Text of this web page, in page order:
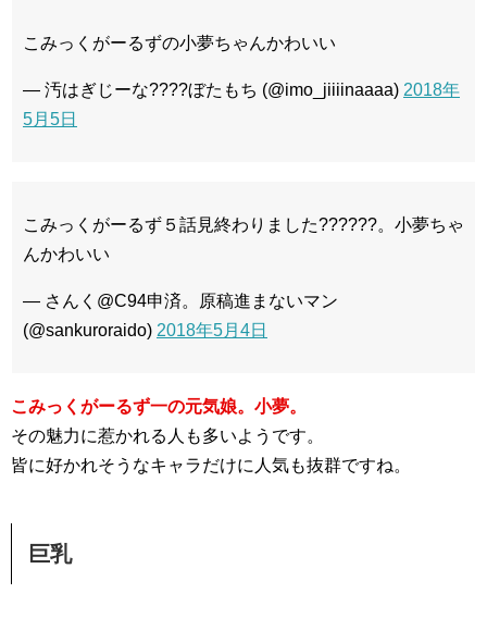
こみっくがーるずの小夢ちゃんかわいい
— 汚はぎじーな????ぼたもち (@imo_jiiiinaaaa) 2018年
5月5日
こみっくがーるず５話見終わりました??????。小夢ちゃ
んかわいい
— さんく@C94申済。原稿進まないマン
(@sankuroraido) 2018年5月4日
こみっくがーるず一の元気娘。小夢。
その魅力に惹かれる人も多いようです。
皆に好かれそうなキャラだけに人気も抜群ですね。
巨乳